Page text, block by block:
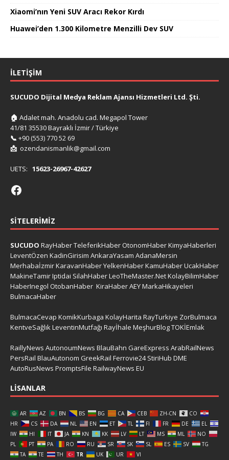
Xiaomi’nın Yeni SUV Aracı Rekor Kırdı
Huawei’den 1.300 Kilometre Menzilli Dev SUV
İLETIŞIM
SUCUDO Dijital Medya Reklam Ajansı Hizmetleri Ltd. Şti.
🏠 Adalet mah. Anadolu cad. Megapol Tower
41/81 35530 Bayraklı İzmir / Türkiye
📞 +90 (553) 770 52 69
📩 ozendanismanlik@gmail.com
UETS: 15623-26967-42627
SITELERIMIZ
SUCUDO RayHaberTeleferikHaber OtonomHaberKimyaHaberleri
LeventÖzen KadinGirisim AnkaraYasam AdanaMersin
MerhabaİzmirKaravanHaberYelkenHaberKamuHaberUcakHaber
MakineTamirIptidai SilahHaberLeoTheMaster.NetKolayBilimHaber
HaberInegol OtobanHaber KiraHaberAEYMarkaHikayeleri
BulmacaHaber
BulmacaCevap KomikKurbaga KolayHarita RayTurkiye ZorBulmaca
KentveSağlıkLeventinMutfağı Rayİhale MeşhurBlogTOKİEmlak
RaillyNews AutonoumNews BlauBahn GareExpress ArabRailNews
PersRail BlauAutonom GreekRail Ferrovie24 StiriHub DME
AutoRusNews PromptsFile RailwayNews EU
LISANLAR
AR AZ BN BS BG CA CEB ZH-CN
CO
HR
CS DA NL EN ET TL FI FR DE
EL
IW
HI IT JA KN KK LV LT MS ML
NO
PL
PT PA RO RU SR SK SL ES SV
TG
TA
TE TH TR UK UR VI